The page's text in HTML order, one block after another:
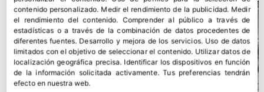
contenido personalizado. Medir el rendimiento de la publicidad. Medir
el rendimiento del contenido.Comprender al público a través de
estadísticas o a través de la combinación de datos procedentes de
diferentes fuentes. Desarrollo y mejora de los servicios. Uso de datos
limitados con el objetivo de seleccionar el contenido. Utilizar datos de
localización geográfica precisa. Identificar los dispositivos en función
de la información solicitada activamente.Tus preferencias tendrán
efecto en nuestra web.